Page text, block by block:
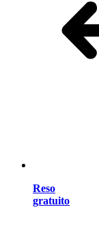
Reso
gratuito